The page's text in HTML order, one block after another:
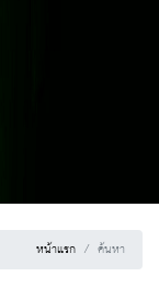
หน้าแรก ค้นหา